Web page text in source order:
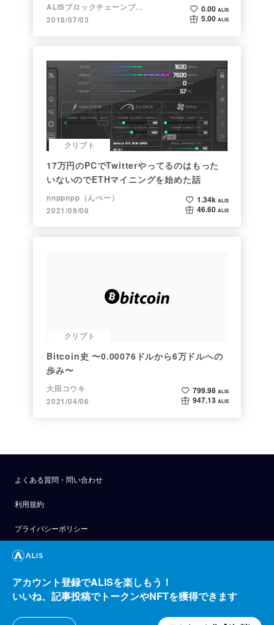
ALISブロックチェーンブログ
2018/07/03
0.00 ALIS
5.00 ALIS
クリプト
17万円のPCでTwitterやってるのはもった
いないのでETHマイニングを始めた話
nnppnpp（んぺー）
2021/09/08
1.34k ALIS
46.60 ALIS
クリプト
Bitcoin史 〜0.00076ドルから6万ドルへの
歩み〜
大田コウキ
2021/04/06
799.98 ALIS
947.13 ALIS
よくある質問・問い合わせ
利用規約
プライバシーポリシー
公式アナウンス
技術ブログ
API
アカウント登録でALISを楽しもう！
いいね、記事投稿でトークンやNFTを獲得できます